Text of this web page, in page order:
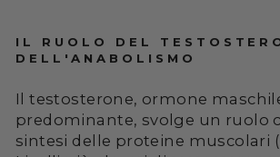
IL RUOLO DEL
DELL'ANABOLISMO
Il testosterone, ormone
predominante, svolge un ruolo
sintesi delle proteine muscolari